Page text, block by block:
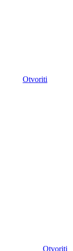
Otvoriti
Otvoriti